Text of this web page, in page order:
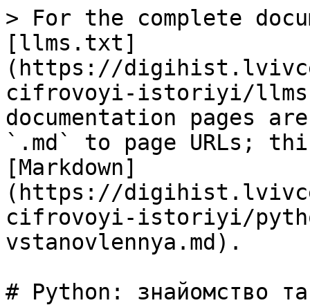
> For the complete
[llms.txt]
(https://
cifrovoyi-istoriyi/
documentation pages
`.md` to page URLs;
[Markdown]
(https://
cifrovoyi-istoriyi/
vstanovlennya.md).
# Python: знайомство та